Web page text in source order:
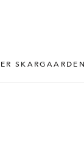
SKARGAARDEN